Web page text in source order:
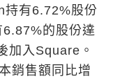
有6.72%股份
的股份達
加入Square。
銷售額同比增